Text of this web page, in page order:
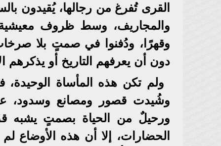
القرى تُفرغ من رجالها، يُقيدون
والمجاريف، وسط ظروف
وقهرًا، ودُفنوا في صمتٍ بلا
دون أن يعرفهم التاريخ أو يذكرهم
ولم تكن هذه المأساة
وشُيدت قصور ومصانع وسدود،
ورحيلٌ من الحياة بصمتٍ يشبه
الحضارات، إلا أن هذه الأوضاع